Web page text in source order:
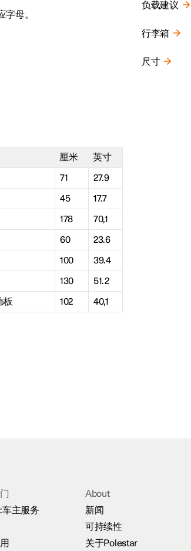
字母。
厘米 英寸
71 27.9
45 17.7
178 70,1
60 23.6
100 39.4
130 51.2
板 102 40,1
负载建议
行李箱
尺寸
车主服务
About
新闻
可持续性
关于Polestar